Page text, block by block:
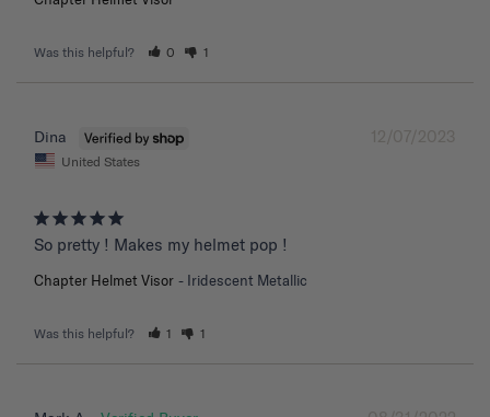
Was this helpful? 0 1
12/07/2023
Dina
United States
So pretty ! Makes my helmet pop !
Chapter Helmet Visor Iridescent Metallic
Was this helpful? 1 1